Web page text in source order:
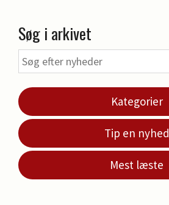
Søg i arkivet
Kategorier
Tip en nyhed
Mest læste